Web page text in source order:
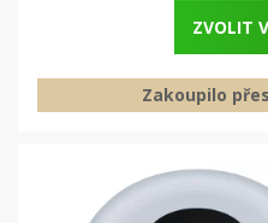
ZVOLIT
Zakoupilo